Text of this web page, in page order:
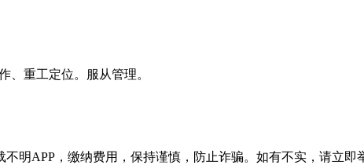
、重工定位。服从管理。
不明APP，缴纳费用，保持谨慎，防止诈骗。如有不实，请立